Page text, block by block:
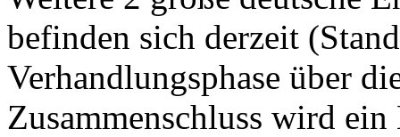
befinden sich derzeit
Verhandlungsphase über
Zusammenschluss wird